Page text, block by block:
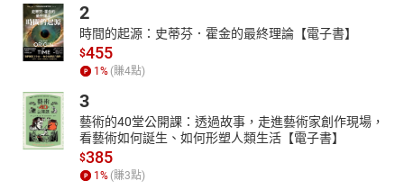
職業，甚至還遭過幾年牢獄之災；在美國南部的鄉鎮、西部的平
原，以及繁華的大都市，他都曾安過家。
妻子病故後，以稿酬所得補貼女兒的生活費是他寫作的重要原因之
一。他一生創作了近三百篇短篇小說和一部長篇小說，這些小說聚
焦人性、幽默風趣，寫作手法自然、直接、簡潔，結尾部分總有出
其不意的反轉，被譽為「歐．亨利式結尾」。
【朗讀者簡介】
廣播經典節目「中廣流行網三至六立體世界」主持人，中廣廣播劇
2
時間的起源：史蒂芬．霍金的最終理論【電子書】
$455
1 % (賺4點)
3
藝術的40堂公開課：透過故事，走進藝術家創作現場，
看藝術如何誕生、如何形塑人類生活【電子書】
$385
1 % (賺3點)